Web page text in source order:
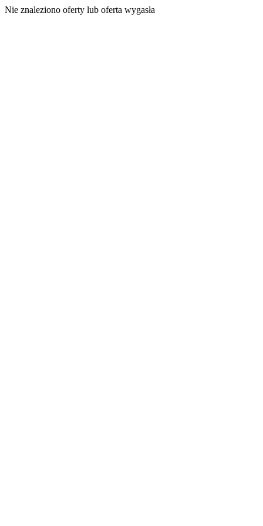
Nie znaleziono oferty lub oferta wygasła